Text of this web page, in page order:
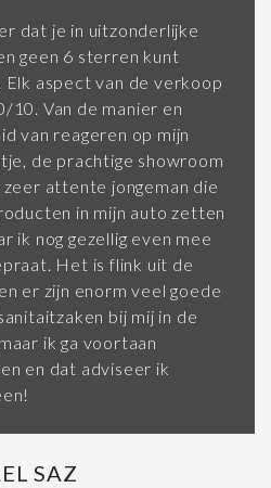
dat je in uitzonderlijke
geen 6 sterren kunt
Elk aspect van de verkoop
10. Van de manier en
van reageren op mijn
de prachtige showroom
attente jongeman die
in mijn auto zetten
ik nog gezellig even mee
Het is flink uit de
er zijn enorm veel goede
bij mij in de
ik ga voortaan
en dat adviseer ik
SAZ